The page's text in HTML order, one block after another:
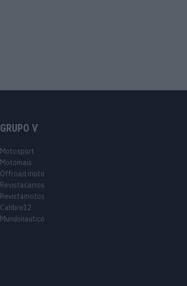
GRUPO V
Motosport
Motomais
Offroad moto
Revistacarros
Revistamotos
Calibre12
Mundonautico